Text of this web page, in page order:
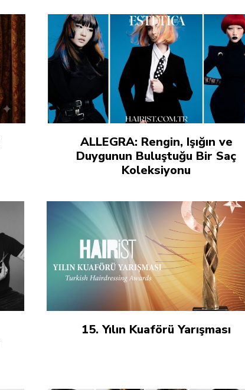
ALLEGRA: Rengin, Işığın ve
Duygunun Buluştuğu Bir Saç
Koleksiyonu
15. Yılın Kuaförü Yarışması